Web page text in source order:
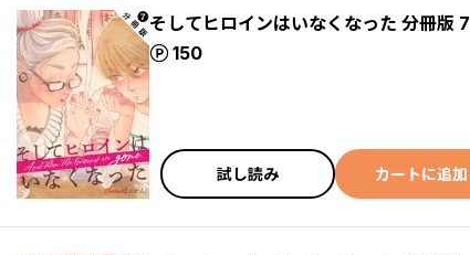
そしてヒロインはいなくなった 分冊版 7
150
ポイント
試し読み カートに追加